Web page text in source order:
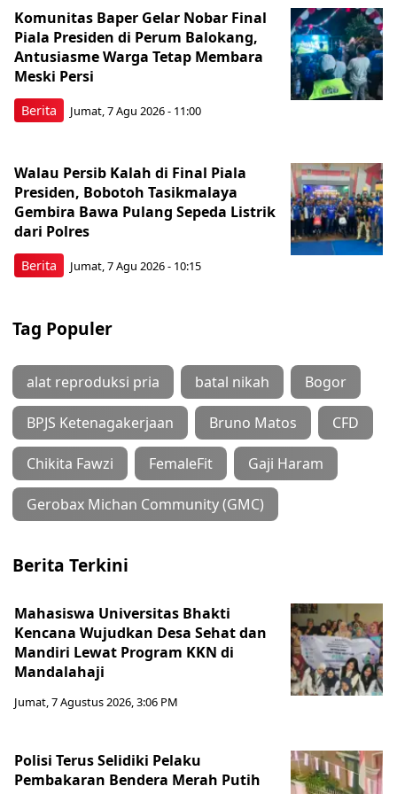
Berita
Komunitas Baper Gelar Nobar Final
Piala Presiden di Perum Balokang,
Antusiasme Warga Tetap Membara
Meski Persi
Jumat, 7 Agu 2026 - 11:00
Berita
Walau Persib Kalah di Final Piala
Presiden, Bobotoh Tasikmalaya
Gembira Bawa Pulang Sepeda Listrik
dari Polres
Jumat, 7 Agu 2026 - 10:15
Tag Populer
alat reproduksi pria batal nikah Bogor
BPJS Ketenagakerjaan Bruno Matos CFD
Chikita Fawzi FemaleFit Gaji Haram
Gerobax Michan Community (GMC)
Berita Terkini
Mahasiswa Universitas Bhakti
Kencana Wujudkan Desa Sehat dan
Mandiri Lewat Program KKN di
Mandalahaji
Jumat, 7 Agustus 2026, 3:06 PM
Polisi Terus Selidiki Pelaku
Pembakaran Bendera Merah Putih